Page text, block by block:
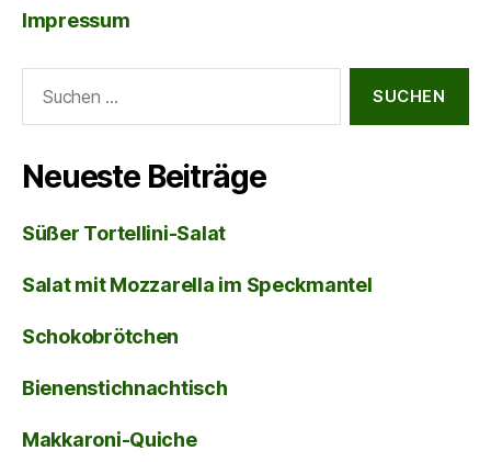
Impressum
nach:
Neueste Beiträge
Süßer Tortellini-Salat
Salat mit Mozzarella im Speckmantel
Schokobrötchen
Bienenstichnachtisch
Makkaroni-Quiche